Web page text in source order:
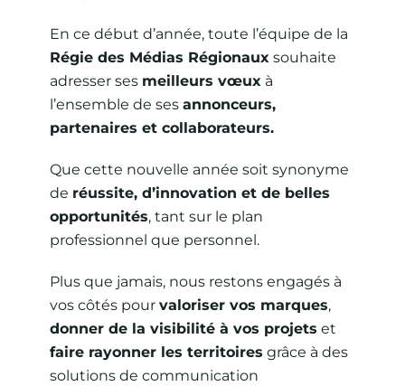
En ce début d’année, toute l’équipe de la
Régie des Médias Régionaux souhaite
adresser ses meilleurs vœux à
l’ensemble de ses annonceurs,
partenaires et collaborateurs.
Que cette nouvelle année soit synonyme
de réussite, d’innovation et de belles
opportunités, tant sur le plan
professionnel que personnel.
Plus que jamais, nous restons engagés à
vos côtés pour valoriser vos marques,
donner de la visibilité à vos projets et
faire rayonner les territoires grâce à des
solutions de communication